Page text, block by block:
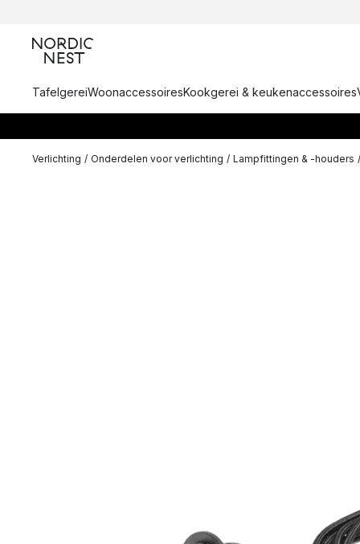
TafelgereiWoonaccessoiresKookgerei & keukenaccessoires
Verlichting / Onderdelen voor verlichting / Lampfittingen & -houders /